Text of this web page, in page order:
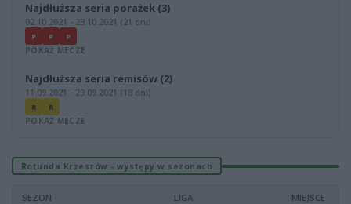
Najdłuższa seria porażek (3)
02.10.2021 - 23.10.2021 (21 dni)
P P P
POKAŻ MECZE
Najdłuższa seria remisów (2)
11.09.2021 - 29.09.2021 (18 dni)
R R
POKAŻ MECZE
Rotunda Krzeszów - występy w sezonach
SEZON LIGA MIEJSCE